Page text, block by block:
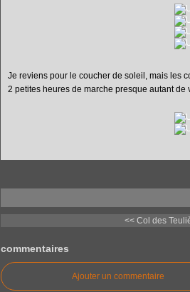
Je reviens pour le coucher de soleil, mais les
2 petites heures de marche presque autant
<< Col des
commentaires
Ajouter un commentaire